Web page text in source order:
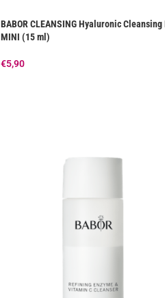
BABOR CLEANSING Hyaluronic Cleansing
MINI (15 ml)
€5,90